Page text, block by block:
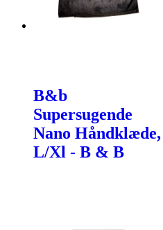
B&b
Supersugende
Nano Håndklæde,
L/Xl - B & B